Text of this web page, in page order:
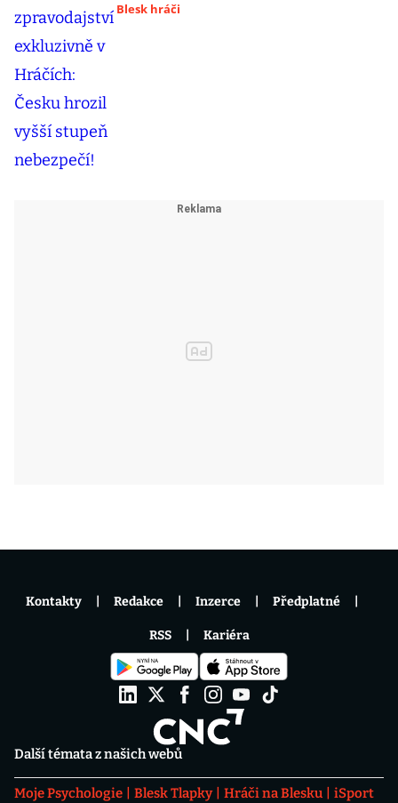
Blesk hráči
Další témata z našich webů
Moje Psychologie Blesk Tlapky Hráči na Blesku
iSport
Kontakty Redakce Inzerce Předplatné
RSS Kariéra